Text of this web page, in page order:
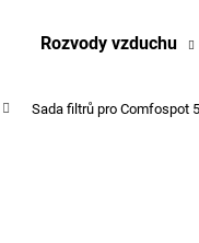
Rozvody vzduchu
Sada filtrů pro Comfospot